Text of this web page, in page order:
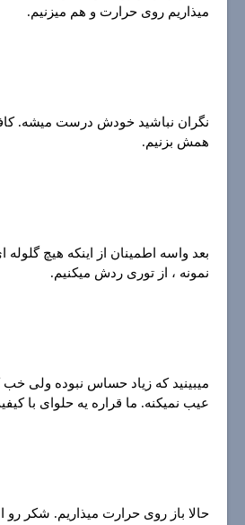
میذاریم روی حرارت و هم میزنیم.
نگران نباشید خودش درست میشه.
همش بزنیم.
بعد واسه اطمینان از اینکه هیچ
نمونه ، از توری ردش میکنیم.
میبینید که زیاد حساس نبوده ولی خب
عیب نمیکنه. ما قراره یه حلوای با
حالا باز روی حرارت میذاریم. شکر رو